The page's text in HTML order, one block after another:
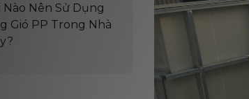
Nào Nên Sử Dụng
Gió PP Trong Nhà